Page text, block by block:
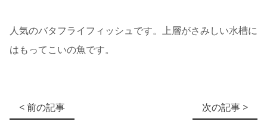
人気のバタフライフィッシュです。上層がさみしい水槽に
はもってこいの魚です。
< 前の記事 次の記事 >